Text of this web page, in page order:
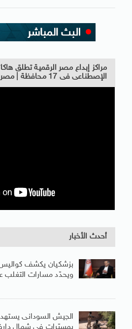
مراكز إبداع مصر الرقمية تطلق
الإصطناعى فى 17 محافظة | مصر الآن
أحدث الأخبار
بزشكيان يكشف
ويحدّد مسارات التغلب
الجيش السودانى